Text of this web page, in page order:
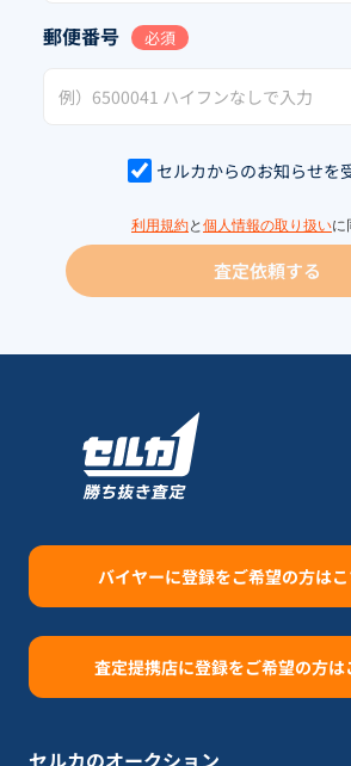
郵便番号 必須
セルカからのお知らせを
利用規約と 個人情報の取り扱いに
査定依頼する
バイヤーに登録をご希望の方は
査定提携店に登録をご希望の方は